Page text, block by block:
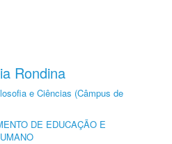
Rondina
e Ciências (Câmpus de
DE EDUCAÇÃO E